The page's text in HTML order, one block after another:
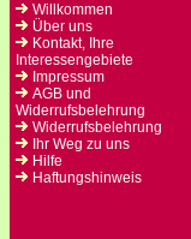
Willkommen
Über uns
Kontakt, Ihre
Interessengebiete
Impressum
AGB und
Widerrufsbelehrung
Widerrufsbelehrung
Ihr Weg zu uns
Hilfe
Haftungshinweis